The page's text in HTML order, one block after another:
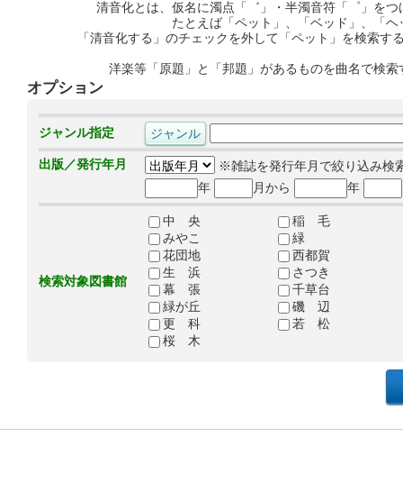
清音化とは、仮名に濁点「゛」・半濁音符「゜」を
たとえば「ペット」、「ベッド」、「
「清音化する」のチェックを外して「ペット」を検索
洋楽等「原題」と「邦題」があるものを曲名で検
オプション
ジャンル指定
出版／発行年月
※雑誌を発行年月で絞り込み検
年
月から 年
検索対象図書館
中 央
稲 毛
みやこ
緑
花団地
西都賀
生 浜
さつき
幕 張
千草台
緑が丘
磯 辺
更 科
若 松
桜 木